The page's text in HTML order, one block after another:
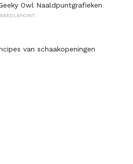
Owl Naaldpuntgrafieken
van schaakopeningen